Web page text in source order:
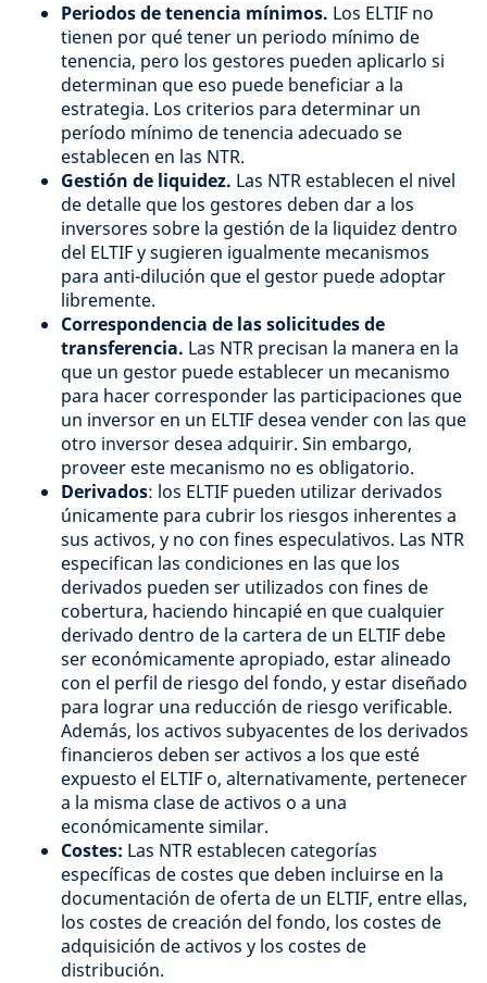
Periodos de tenencia mínimos. Los ELTIF no
tienen por qué tener un periodo mínimo de
tenencia, pero los gestores pueden aplicarlo si
determinan que eso puede beneficiar a la
estrategia. Los criterios para determinar un
período mínimo de tenencia adecuado se
establecen en las NTR.
Gestión de liquidez. Las NTR establecen el nivel
de detalle que los gestores deben dar a los
inversores sobre la gestión de la liquidez dentro
del ELTIF y sugieren igualmente mecanismos
para anti-dilución que el gestor puede adoptar
libremente.
Correspondencia de las solicitudes de
transferencia. Las NTR precisan la manera en la
que un gestor puede establecer un mecanismo
para hacer corresponder las participaciones que
un inversor en un ELTIF desea vender con las que
otro inversor desea adquirir. Sin embargo,
proveer este mecanismo no es obligatorio.
Derivados: los ELTIF pueden utilizar derivados
únicamente para cubrir los riesgos inherentes a
sus activos, y no con fines especulativos. Las NTR
especifican las condiciones en las que los
derivados pueden ser utilizados con fines de
cobertura, haciendo hincapié en que cualquier
derivado dentro de la cartera de un ELTIF debe
ser económicamente apropiado, estar alineado
con el perfil de riesgo del fondo, y estar diseñado
para lograr una reducción de riesgo verificable.
Además, los activos subyacentes de los derivados
financieros deben ser activos a los que esté
expuesto el ELTIF o, alternativamente, pertenecer
a la misma clase de activos o a una
económicamente similar.
Costes: Las NTR establecen categorías
específicas de costes que deben incluirse en la
documentación de oferta de un ELTIF, entre ellas,
los costes de creación del fondo, los costes de
adquisición de activos y los costes de
distribución.